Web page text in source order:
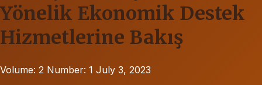
Yönelik Ekonomik Destek
Hizmetlerine Bakış
Volume: 2 Number: 1 July 3, 2023